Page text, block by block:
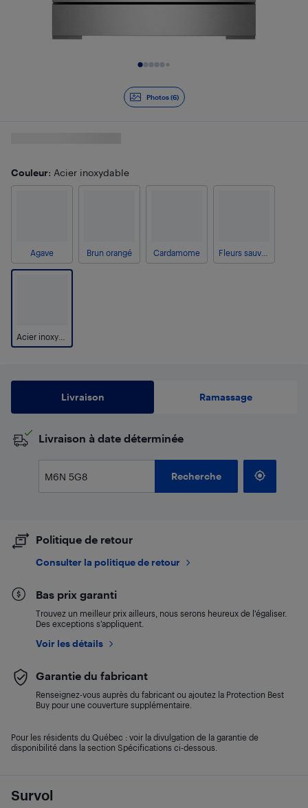
Photos (6)
Survol
Couleur: Acier inoxydable
Agave Brun orangé Cardamome
Livraison Ramassage
​Livraison à date déterminée
Recherche
Politique de retour
Consulter la politique de retour
Bas prix garanti
Trouvez un meilleur prix ailleurs, nous serons heureux de l’égaliser.
Des exceptions s’appliquent.
Voir les détails
Garantie du fabricant
Renseignez-vous auprès du fabricant ou ajoutez la Protection Best
Buy pour une couverture supplémentaire.
Pour les résidents du Québec : voir la divulgation de la garantie de
disponibilité dans la section Spécifications ci-dessous.